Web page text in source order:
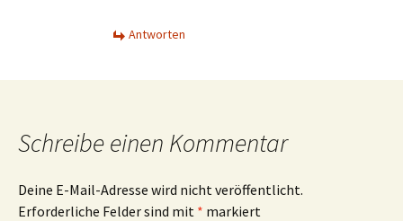
Antworten
Schreibe einen Kommentar
Deine E-Mail-Adresse wird nicht veröffentlicht.
Erforderliche Felder sind mit * markiert